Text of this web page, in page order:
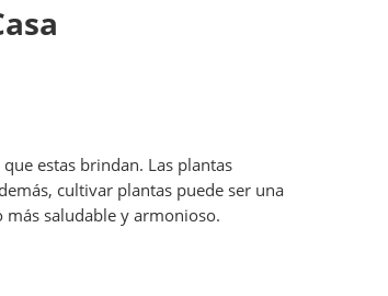
estas brindan. Las plantas
cultivar plantas puede ser una
saludable y armonioso.